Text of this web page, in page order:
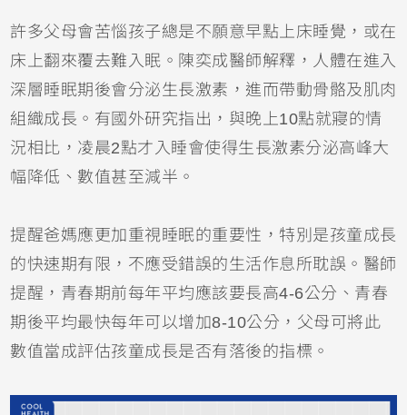
許多父母會苦惱孩子總是不願意早點上床睡覺，或在
床上翻來覆去難入眠。陳奕成醫師解釋，人體在進入
深層睡眠期後會分泌生長激素，進而帶動骨骼及肌肉
組織成長。有國外研究指出，與晚上10點就寢的情
況相比，凌晨2點才入睡會使得生長激素分泌高峰大
幅降低、數值甚至減半。
提醒爸媽應更加重視睡眠的重要性，特別是孩童成長
的快速期有限，不應受錯誤的生活作息所耽誤。醫師
提醒，青春期前每年平均應該要長高4-6公分、青春
期後平均最快每年可以增加8-10公分，父母可將此
數值當成評估孩童成長是否有落後的指標。